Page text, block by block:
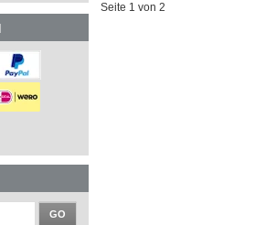
GO
Seite 1 von 2